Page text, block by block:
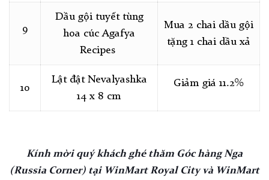
9
Dầu gội tuyết tùng
hoa cúc Agafya
Recipes
Mua 2 chai dầu gội
tặng 1 chai dầu xả
10
Lật đật Nevalyashka
14 x 8 cm
Giảm giá 11.2%
Kính mời quý khách ghé thăm Góc hàng Nga
(Russia Corner) tại WinMart Royal City và WinMart